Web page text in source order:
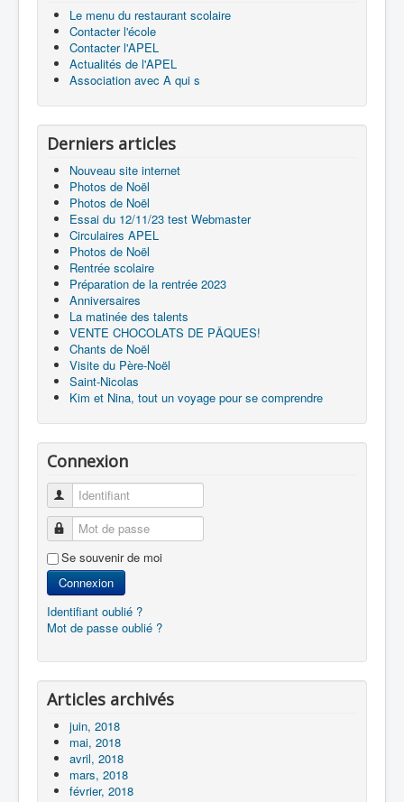
Le menu du restaurant scolaire
Contacter l'école
Contacter l'APEL
Actualités de l'APEL
Association avec A qui s
Derniers articles
Nouveau site internet
Photos de Noël
Photos de Noël
Essai du 12/11/23 test Webmaster
Circulaires APEL
Photos de Noël
Rentrée scolaire
Préparation de la rentrée 2023
Anniversaires
La matinée des talents
VENTE CHOCOLATS DE PÂQUES!
Chants de Noël
Visite du Père-Noël
Saint-Nicolas
Kim et Nina, tout un voyage pour se comprendre
Connexion
Identifiant
Mot de passe
Se souvenir de moi
Connexion
Identifiant oublié ?
Mot de passe oublié ?
Articles archivés
juin, 2018
mai, 2018
avril, 2018
mars, 2018
février, 2018